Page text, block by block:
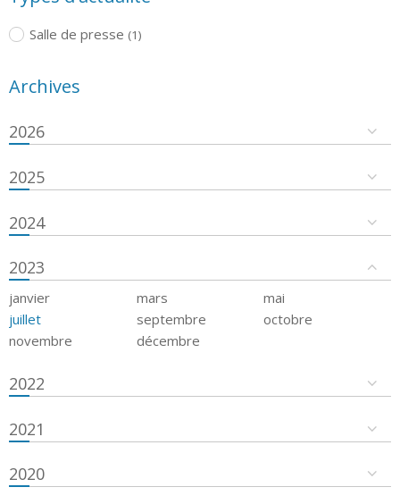
Salle de presse (1)
Archives
2026
2025
2024
2023
janvier mars
mai
juillet
septembre
octobre
novembre
décembre
2022
2021
2020